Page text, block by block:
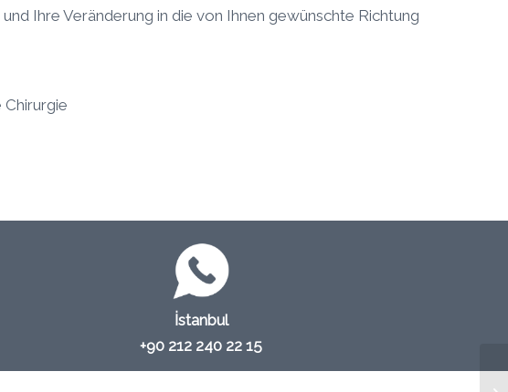
Ihre Veränderung in die von Ihnen gewünschte Richtung
Chirurgie
İstanbul
+90 212 240 22 15‬